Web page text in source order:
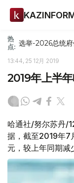
热
点: 选举-2026总统府
13:44, 25 12月 2019
2019年上半
哈通社/努尔苏丹/
据，截至2019年7
元，较上年同期减